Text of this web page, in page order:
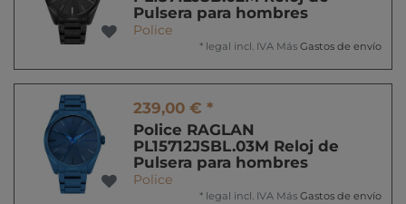
Pulsera para hombres
Police
* legal incl. IVA Más Gastos de envío
239,00 € *
Police RAGLAN
PL15712JSBL.03M Reloj de
Pulsera para hombres
Police
* legal incl. IVA Más Gastos de envío